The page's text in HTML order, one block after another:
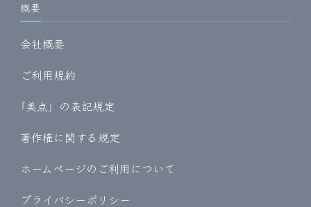
概要
会社概要
ご利用規約
｢美点」の表記規定
著作権に関する規定
ホームページのご利用について
プライバシーポリシー